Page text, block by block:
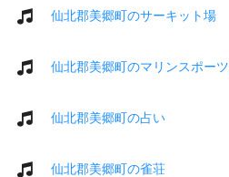
仙北郡美郷町のサーキット場
仙北郡美郷町のマリンスポーツ
仙北郡美郷町の占い
仙北郡美郷町の雀荘